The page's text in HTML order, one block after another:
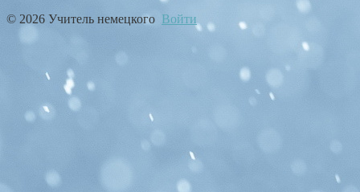
© 2026 Учитель немецкого Войти